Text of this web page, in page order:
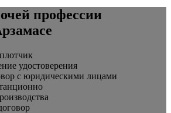
профессии
удостоверения
с юридическими лицами